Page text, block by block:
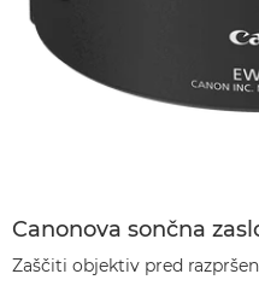
Canonova sončna
Zaščiti objektiv pred